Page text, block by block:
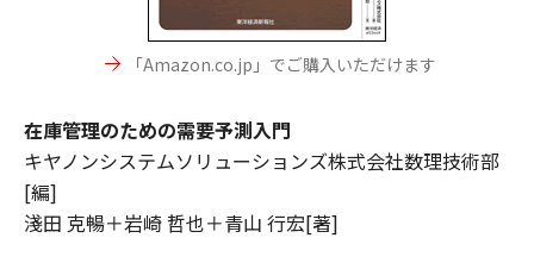
「Amazon.co.jp」でご購入いただけます
在庫管理のための需要予測入門
キヤノンシステムソリューションズ株式会社数理技術部
[編]
淺田 克暢＋岩崎 哲也＋青山 行宏[著]